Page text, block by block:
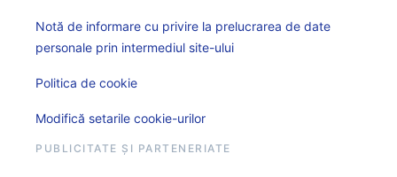
Notă de informare cu privire la prelucrarea de date
personale prin intermediul site-ului
Politica de cookie
Modifică setarile cookie-urilor
PUBLICITATE ȘI PARTENERIATE